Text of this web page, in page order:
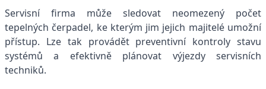
Servisní firma může sledovat neomezený počet
tepelných čerpadel, ke kterým jim jejich majitelé umožní
přístup. Lze tak provádět preventivní kontroly stavu
systémů a efektivně plánovat výjezdy servisních
techniků.